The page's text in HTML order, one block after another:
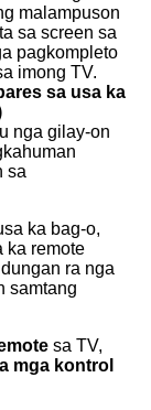
malampuson
sa screen sa
pagkompleto
imong TV.
sa usa ka
nga gilay-on
sa
ka bag-o,
ka remote
ra nga
samtang
sa TV,
mga kontrol